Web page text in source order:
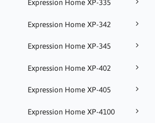
Expression Home XP-335
Expression Home XP-342
Expression Home XP-345
Expression Home XP-402
Expression Home XP-405
Expression Home XP-4100